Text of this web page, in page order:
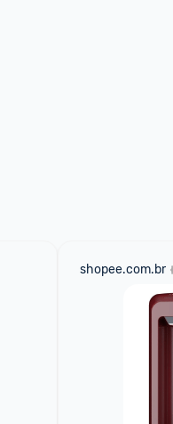
shopee.com.br